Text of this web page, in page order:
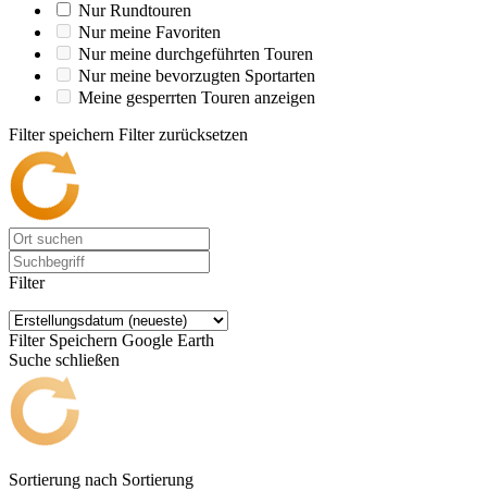
Nur Rundtouren
Nur meine Favoriten
Nur meine durchgeführten Touren
Nur meine bevorzugten Sportarten
Meine gesperrten Touren anzeigen
Filter speichern Filter zurücksetzen
Filter
Filter Speichern Google Earth
Suche schließen
Sortierung nach Sortierung